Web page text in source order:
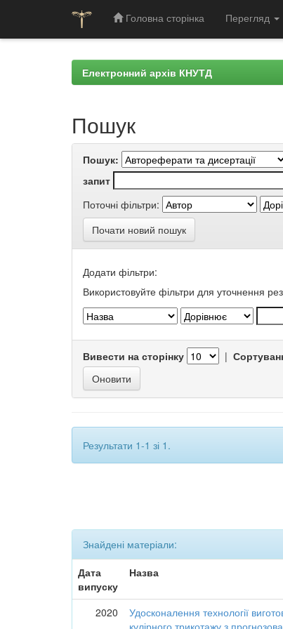
Головна сторінка Перегляд
Електронний архів КНУТД
Пошук
Пошук:
запит
Поточні фільтри:
Почати новий пошук
Додати фільтри:
Використовуйте фільтри для уточнення
Вивести на сторінку |
Результати 1-1 зі 1.
Знайдені матеріали:
Дата
випуску
Назва
2020
Удосконалення технології
кулірного трикотажу з